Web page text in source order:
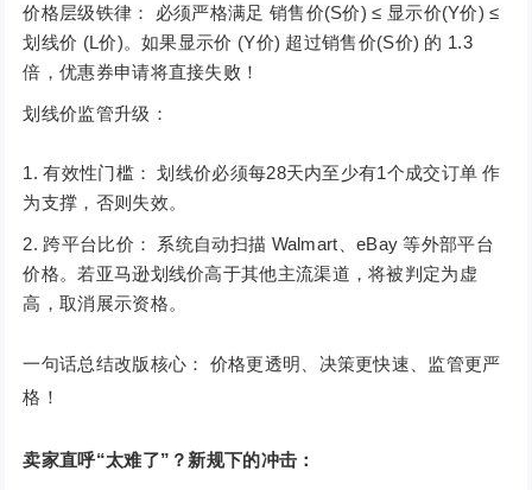
价格层级铁律： 必须严格满足 销售价(S价) ≤ 显示价(Y价) ≤
划线价 (L价)。如果显示价 (Y价) 超过销售价(S价) 的 1.3
倍，优惠券申请将直接失败！
划线价监管升级：
有效性门槛： 划线价必须每28天内至少有1个成交订单 作
为支撑，否则失效。
跨平台比价： 系统自动扫描 Walmart、eBay 等外部平台
价格。若亚马逊划线价高于其他主流渠道，将被判定为虚
高，取消展示资格。
一句话总结改版核心： 价格更透明、决策更快速、监管更严
格！
卖家直呼“太难了”？新规下的冲击：